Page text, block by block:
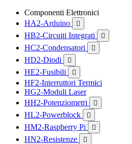
Componenti Elettronici
HA2-Arduino

HB2-Circuiti Integrati 
HC2-Condensatori 
HD2-Diodi 
HE2-Fusibili 
HF2-Interruttori Termici
HG2-Moduli Laser
HH2-Potenziometri

HL2-Powerblock 
HM2-Raspberry Pi 
HN2-Resistenze 